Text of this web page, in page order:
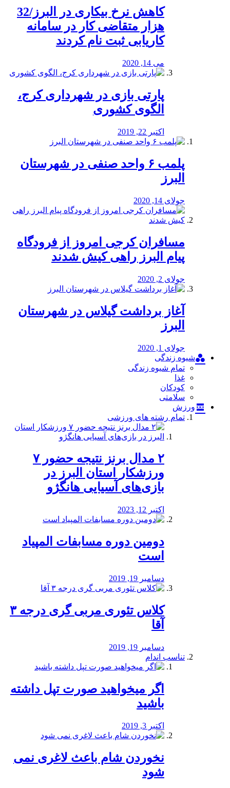
کاهش نرخ بیکاری در البرز/32
هزار متقاضی کار در سامانه
کاریابی ثبت نام کردند
می 14, 2020
پارتی بازی در شهرداری کرج،
الگوی کشوری
اکتبر 22, 2019
پلمب ۶ واحد صنفی در شهرستان
البرز
جولای 14, 2020
مسافران کرجی امروز از فرودگاه
پیام البرز راهی کیش شدند
جولای 2, 2020
آغاز برداشت گیلاس در شهرستان
البرز
جولای 1, 2020
شیوه زندگی
تمام شیوه زندگی
غذا
کودکان
سلامتی
ورزش
تمام رشته های ورزشی
۲ مدال برنز نتیجه حضور ۷
ورزشکار استان البرز در
بازی‌های آسیایی هانگژو
اکتبر 12, 2023
دومین دوره مسابفات المپیاد
است
دسامبر 19, 2019
کلاس تئوری مربی گری درجه ۳
آقا
دسامبر 19, 2019
تناسب اندام
اگر میخواهید صورت تپل داشته
باشید
اکتبر 3, 2019
نخوردن شام باعث لاغری نمی
‌شود